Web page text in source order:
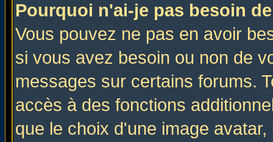
Pourquoi n'ai-je pas besoin
Vous pouvez ne pas en avoir
si vous avez besoin ou non de
messages sur certains forums.
accès à des fonctions
que le choix d'une image